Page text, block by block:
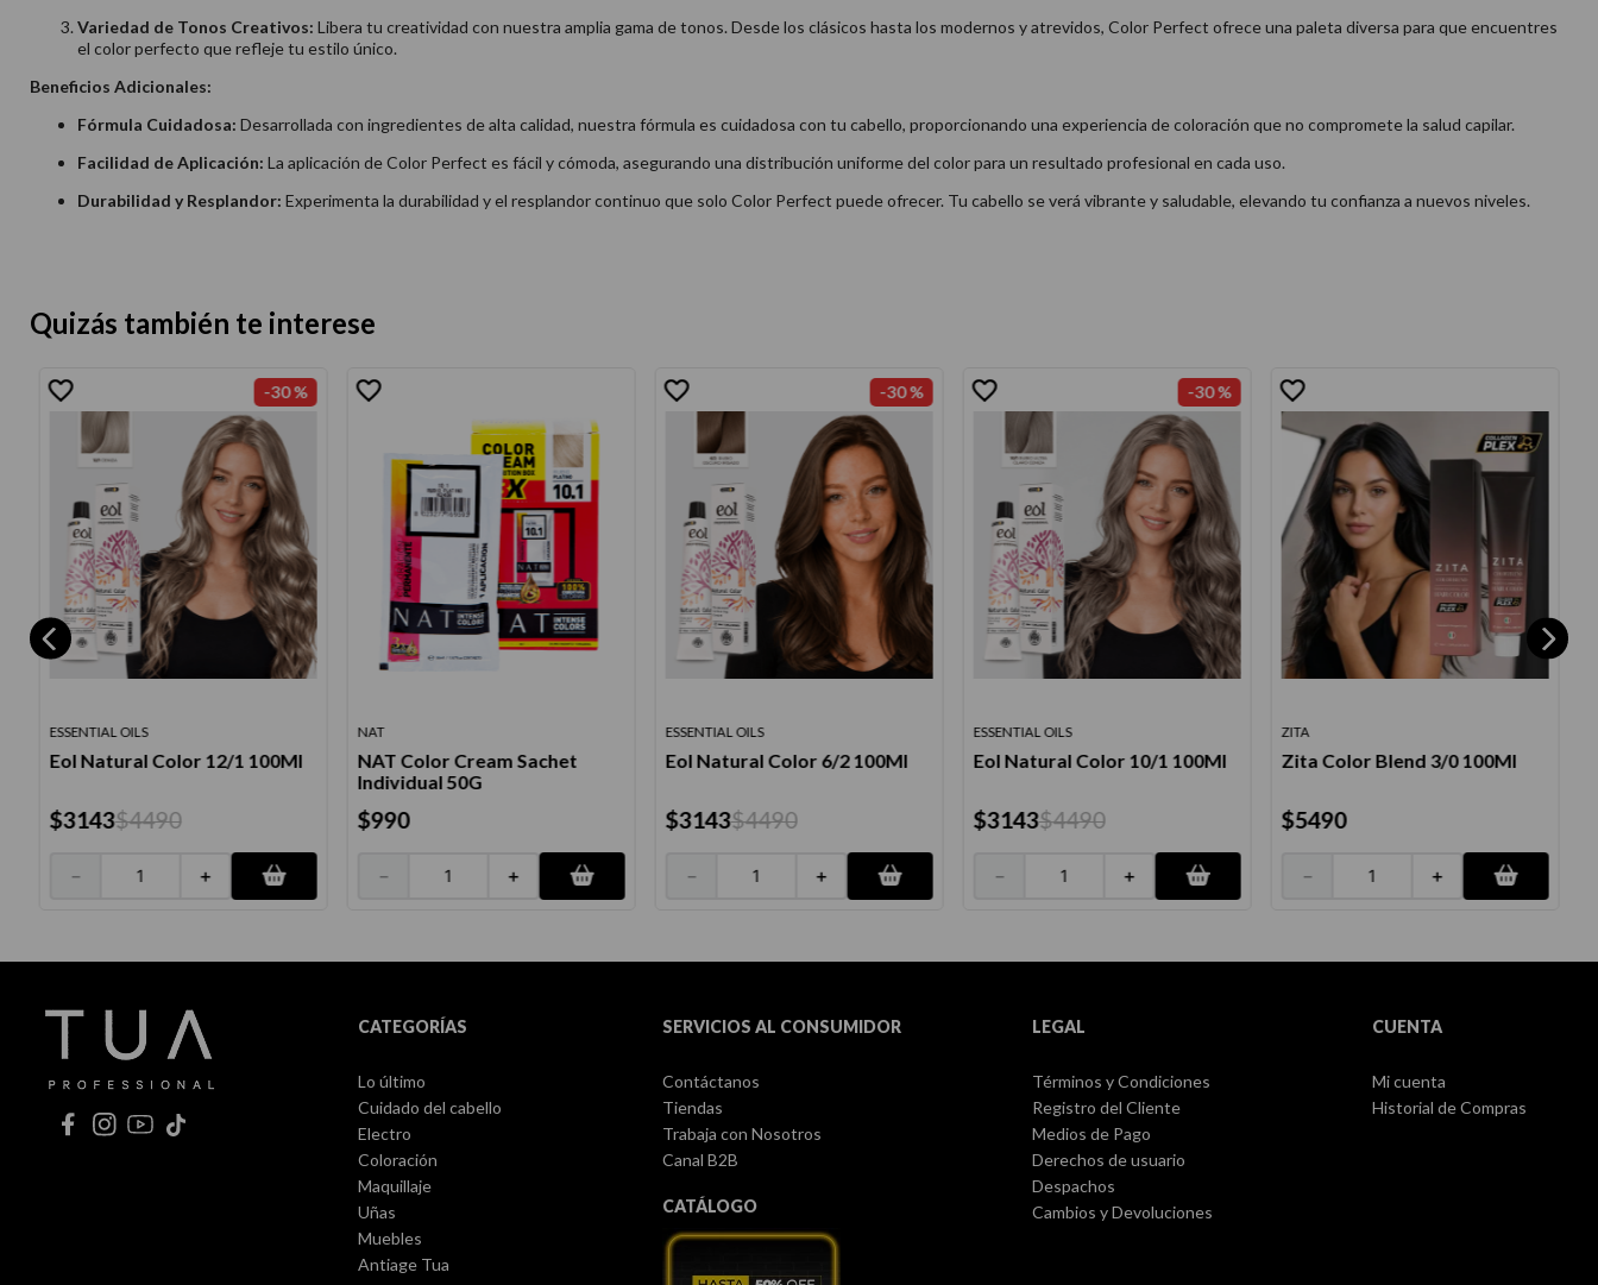
Variedad de Tonos Creativos: Libera tu creatividad con nuestra amplia gama de tonos. Desde los clásicos hasta los modernos y atrevidos, Color Perfect ofrece una paleta diversa para que encuentres
el color perfecto que refleje tu estilo único.
Beneficios Adicionales:
Fórmula Cuidadosa: Desarrollada con ingredientes de alta calidad, nuestra fórmula es cuidadosa con tu cabello, proporcionando una experiencia de coloración que no compromete la salud capilar.
Facilidad de Aplicación: La aplicación de Color Perfect es fácil y cómoda, asegurando una distribución uniforme del color para un resultado profesional en cada uso.
Durabilidad y Resplandor: Experimenta la durabilidad y el resplandor continuo que solo Color Perfect puede ofrecer. Tu cabello se verá vibrante y saludable, elevando tu confianza a nuevos niveles.
Quizás también te interese
-30 %
ESSENTIAL OILS
Eol Natural Color 12/1 100Ml
$3143$4490
＋
－
NAT
NAT Color Cream Sachet
Individual 50G
$990
＋
－
-30 %
ESSENTIAL OILS
Eol Natural Color 6/2 100Ml
$3143$4490
＋
－
-30 %
ESSENTIAL OILS
Eol Natural Color 10/1 100Ml
$3143$4490
＋
－
ZITA
Zita Color Blend 3/0 100Ml
$5490
＋
－
CATEGORÍAS
Lo último
Cuidado del cabello
Electro
Coloración
Maquillaje
Uñas
Muebles
Antiage Tua
SERVICIOS AL CONSUMIDOR
Contáctanos
Tiendas
Trabaja con Nosotros
Canal B2B
CATÁLOGO
LEGAL
Términos y Condiciones
Registro del Cliente
Medios de Pago
Derechos de usuario
Despachos
Cambios y Devoluciones
CUENTA
Mi cuenta
Historial de Compras